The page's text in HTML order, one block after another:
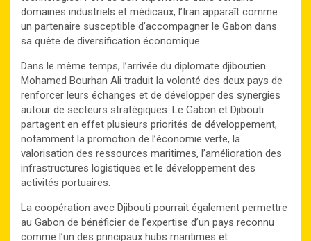
domaines industriels et médicaux, l’Iran apparaît comme
un partenaire susceptible d’accompagner le Gabon dans
sa quête de diversification économique.
Dans le même temps, l’arrivée du diplomate djiboutien
Mohamed Bourhan Ali traduit la volonté des deux pays de
renforcer leurs échanges et de développer des synergies
autour de secteurs stratégiques. Le Gabon et Djibouti
partagent en effet plusieurs priorités de développement,
notamment la promotion de l’économie verte, la
valorisation des ressources maritimes, l’amélioration des
infrastructures logistiques et le développement des
activités portuaires.
La coopération avec Djibouti pourrait également permettre
au Gabon de bénéficier de l’expertise d’un pays reconnu
comme l’un des principaux hubs maritimes et